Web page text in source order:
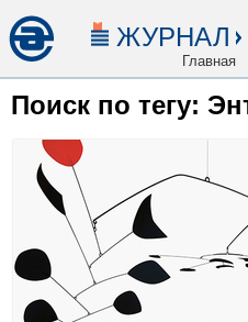
ЖУРНАЛ
Главная
Поиск по тегу: